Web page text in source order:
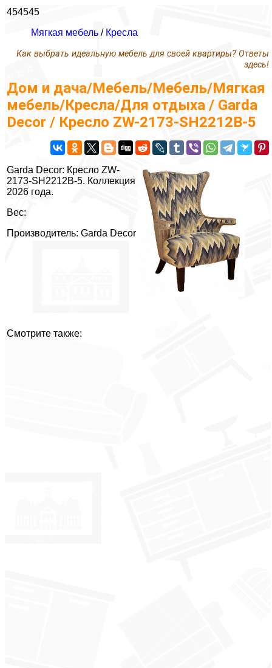
454545
Мягкая мебель / Кресла
Как выбрать идеальную мебель для своей квартиры? Ответы
здесь!
Дом и дача/Мебель/Мебель/Мягкая
мебель/Кресла/Для отдыха / Garda
Decor / Кресло ZW-2173-SH2212B-5
Garda Decor: Кресло ZW-
2173-SH2212B-5. Коллекция
2026 года.
Вес:
Производитель: Garda Decor
Смотрите также: